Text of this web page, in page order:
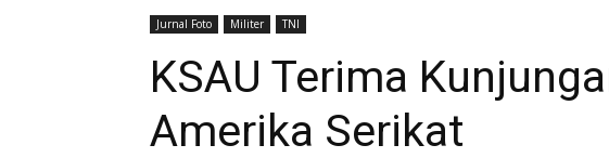
Jurnal Foto Militer TNI
KSAU Terima
Amerika Serikat